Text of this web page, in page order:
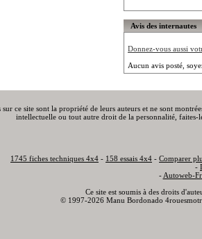
Avis des internautes
Donnez-vous aussi
Aucun avis posté,
sur ce site sont la propriété de leurs auteurs et ne sont
intellectuelle ou tout autre droit de la personnalité,
1745 fiches techniques 4x4 - 158 essais 4x4 - Comparer
-
- Autoweb-
Ce site est soumis à des droits
© 1997-2026 Manu Bordonado